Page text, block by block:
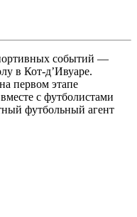
событий —
в Кот-д’Ивуаре.
первом этапе
с футболистами
футбольный агент